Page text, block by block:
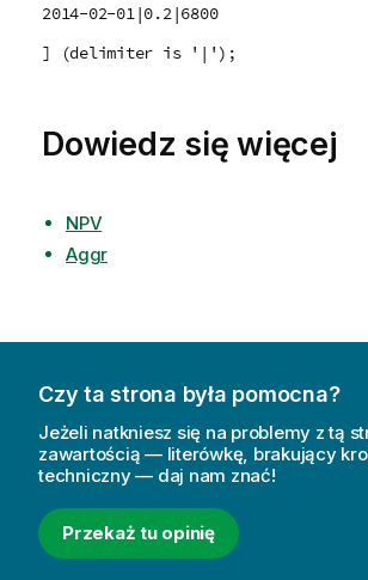
2014-02-01|0.2|6800
] (delimiter is '|');
Dowiedz się więcej
NPV
Aggr
Czy ta strona była pomocna?
Jeżeli natkniesz się na problemy z tą
zawartością — literówkę, brakujący
techniczny — daj nam znać!
Przekaż tu opinię